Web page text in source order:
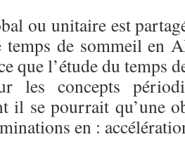
ou unitaire est
de sommeil en
que l’étude du temps
les concepts
il se pourrait qu’une
en :